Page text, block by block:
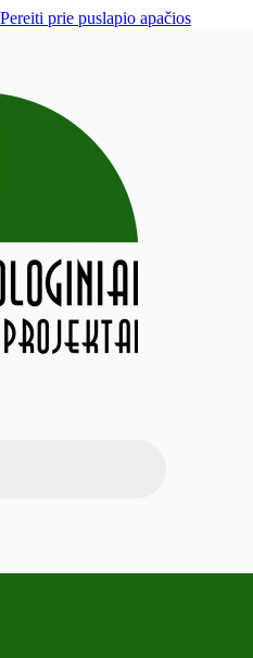
Pereiti prie puslapio apačios